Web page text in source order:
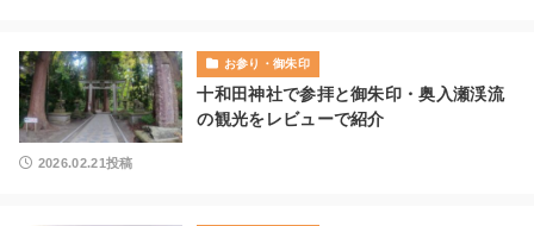
お参り・御朱印
十和田神社で参拝と御朱印・奥入瀬渓流
の観光をレビューで紹介
2026.02.21投稿